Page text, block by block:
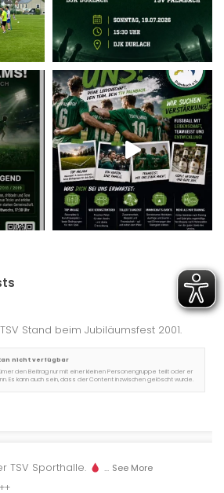
Stand beim Jubiläumsfest 2001.
nicht verfügbar
den Beitrag nur mit einer kleinen Personengruppe teilt oder er
Es kann auch sein, dass der Content inzwischen gelöscht wurde.
TSV Sporthalle. ... See More